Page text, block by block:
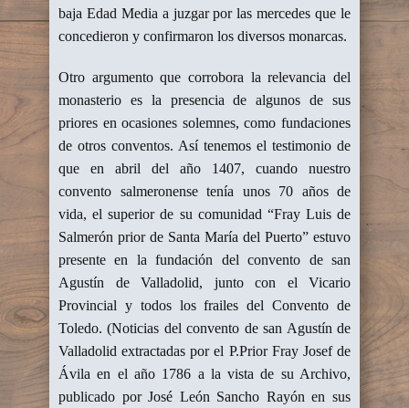
baja Edad Media a juzgar por las mercedes que le
concedieron y confirmaron los diversos monarcas.
Otro argumento que corrobora la relevancia del
monasterio es la presencia de algunos de sus
priores en ocasiones solemnes, como fundaciones
de otros conventos. Así tenemos el testimonio de
que en abril del año 1407, cuando nuestro
convento salmeronense tenía unos 70 años de
vida, el superior de su comunidad “Fray Luis de
Salmerón prior de Santa María del Puerto” estuvo
presente en la fundación del convento de san
Agustín de Valladolid, junto con el Vicario
Provincial y todos los frailes del Convento de
Toledo. (Noticias del convento de san Agustín de
Valladolid extractadas por el P.Prior Fray Josef de
Ávila en el año 1786 a la vista de su Archivo,
publicado por José León Sancho Rayón en sus